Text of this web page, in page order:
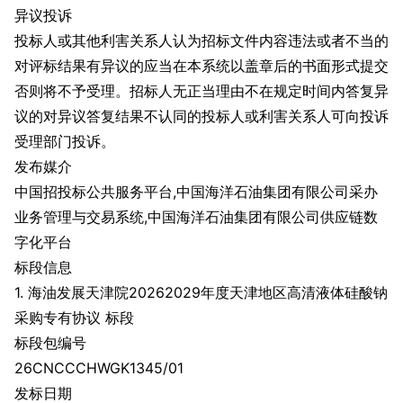
异议投诉
投标人或其他利害关系人认为招标文件内容违法或者不当的
对评标结果有异议的应当在本系统以盖章后的书面形式提交
否则将不予受理。招标人无正当理由不在规定时间内答复异
议的对异议答复结果不认同的投标人或利害关系人可向投诉
受理部门投诉。
发布媒介
中国招投标公共服务平台,中国海洋石油集团有限公司采办
业务管理与交易系统,中国海洋石油集团有限公司供应链数
字化平台
标段信息
1. 海油发展天津院20262029年度天津地区高清液体硅酸钠
采购专有协议 标段
标段包编号
26CNCCCHWGK1345/01
发标日期